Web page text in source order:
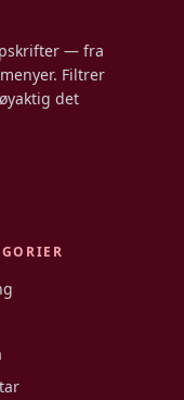
— fra
Filtrer
det